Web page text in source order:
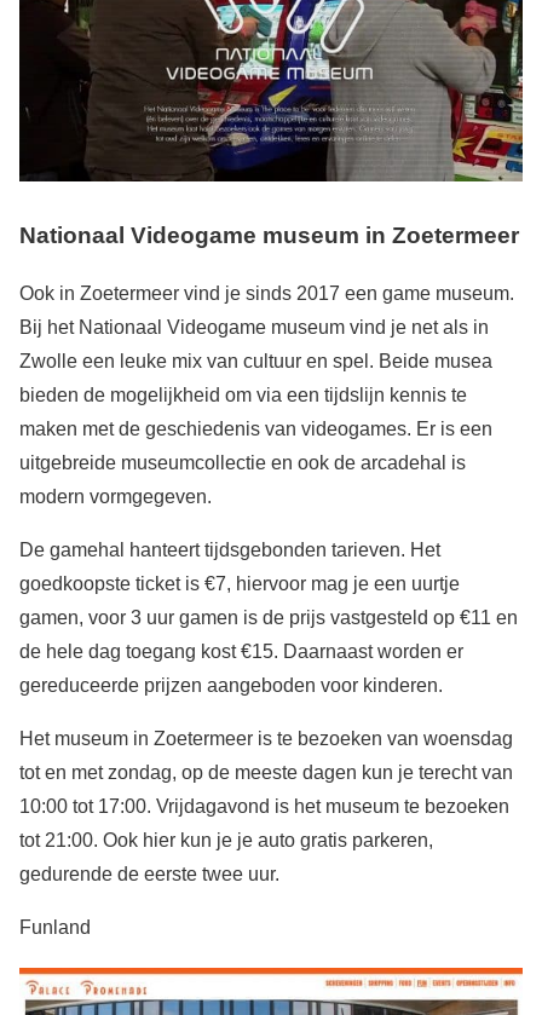
Nationaal Videogame museum in Zoetermeer
Ook in Zoetermeer vind je sinds 2017 een game museum.
Bij het Nationaal Videogame museum vind je net als in
Zwolle een leuke mix van cultuur en spel. Beide musea
bieden de mogelijkheid om via een tijdslijn kennis te
maken met de geschiedenis van videogames. Er is een
uitgebreide museumcollectie en ook de arcadehal is
modern vormgegeven.
De gamehal hanteert tijdsgebonden tarieven. Het
goedkoopste ticket is €7, hiervoor mag je een uurtje
gamen, voor 3 uur gamen is de prijs vastgesteld op €11 en
de hele dag toegang kost €15. Daarnaast worden er
gereduceerde prijzen aangeboden voor kinderen.
Het museum in Zoetermeer is te bezoeken van woensdag
tot en met zondag, op de meeste dagen kun je terecht van
10:00 tot 17:00. Vrijdagavond is het museum te bezoeken
tot 21:00. Ook hier kun je je auto gratis parkeren,
gedurende de eerste twee uur.
Funland